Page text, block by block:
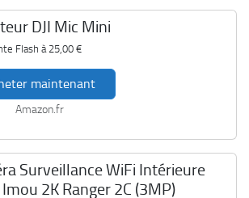
DJI Mic Mini
Flash à25,00 €
maintenant
Amazon.fr
Surveillance WiFi Intérieure
2K Ranger 2C (3MP)